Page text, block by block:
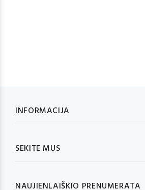
INFORMACIJA
SEKITE MUS
NAUJIENLAIŠKIO PRENUMERATA